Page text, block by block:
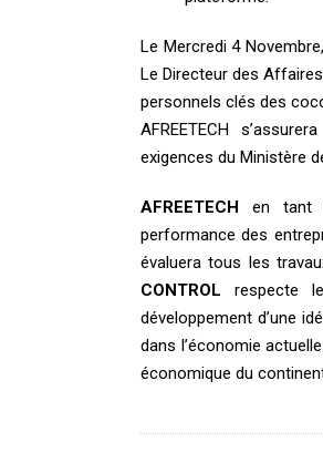
Le Mercredi 4
Le Directeur des
personnels clés des
AFREETECH
exigences du Ministère
AFREETECH en tant
performance des
évaluera tous les
CONTROL respecte
développement d’une
dans l’économie
économique du